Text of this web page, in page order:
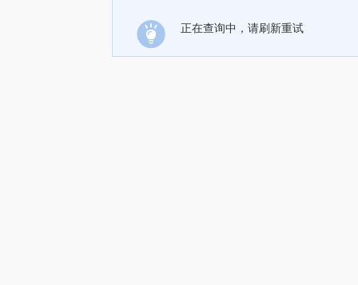
正在查询中，请刷新重试